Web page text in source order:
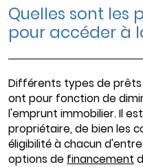
Quelles sont les
pour accéder à
Différents types de
ont pour fonction de
l'emprunt immobilier. Il
propriétaire, de bien les
éligibilité à chacun
options de financement